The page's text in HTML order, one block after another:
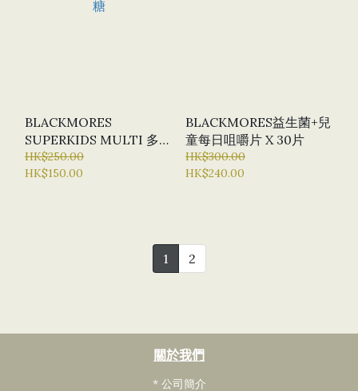
BLACKMORES
SUPERKIDS MULTI 多種
維生素 X 60 軟糖
HK$250.00
HK$150.00
BLACKMORES益生菌+兒
童每日咀嚼片 X 30片
HK$300.00
HK$240.00
1 2
關於我們
* 公司簡介